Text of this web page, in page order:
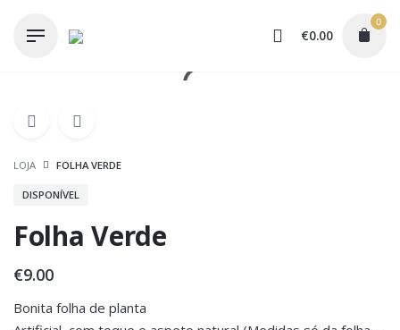
€0.00
0
LOJA FOLHA VERDE
DISPONÍVEL
Folha Verde
€9.00
Bonita folha de planta